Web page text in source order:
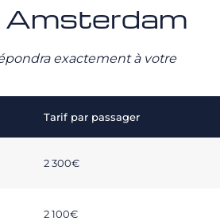
Amsterdam
exactement à votre
Tarif par passager
2 300€
2 100€